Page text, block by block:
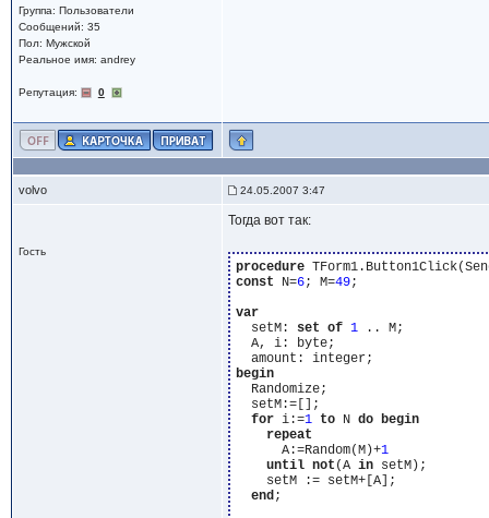
Группа: Пользователи
Сообщений: 35
Пол: Мужской
Реальное имя: andrey
Репутация: 0
volvo 24.05.2007 3:47
Гость
Тогда вот так:
procedure
const N=6; M=49;
var
  setM:
set of 1 .. M;
  A, i: byte;
begin
  Randomize;
  setM:=[];
for i:=1 to N do begin
repeat
      A:=Random(M)+
1
until not (A in setM);
    setM := setM+[A];
end;